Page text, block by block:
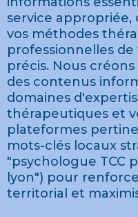
service appropriée,
vos méthodes
professionnelles
précis. Nous
des contenus
domaines
thérapeutiques et
plateformes
mots-clés locaux
"psychologue TCC
lyon") pour
territorial et